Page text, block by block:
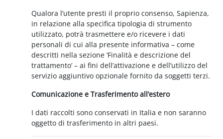
Qualora l’utente presti il proprio consenso, Sapienza,
in relazione alla specifica tipologia di strumento
utilizzato, potrà trasmettere e/o ricevere i dati
personali di cui alla presente informativa – come
descritti nella sezione ‘Finalità e descrizione del
trattamento’ – ai fini dell’attivazione e dell’utilizzo del
servizio aggiuntivo opzionale fornito da soggetti terzi.
Comunicazione e Trasferimento all’estero
I dati raccolti sono conservati in Italia e non saranno
oggetto di trasferimento in altri paesi.